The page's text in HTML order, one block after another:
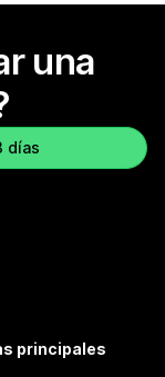
una
días
principales